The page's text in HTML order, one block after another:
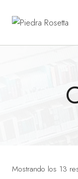
Mostrando los 13